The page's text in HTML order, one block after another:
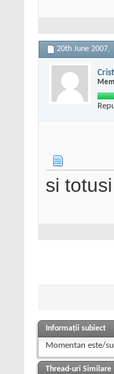
20th June 2007,
si
Informații subiect
Momentan este/
Thread-uri Similare